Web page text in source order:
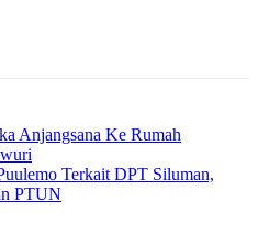
Anjangsana Ke Rumah
Terkait DPT Siluman,
PTUN